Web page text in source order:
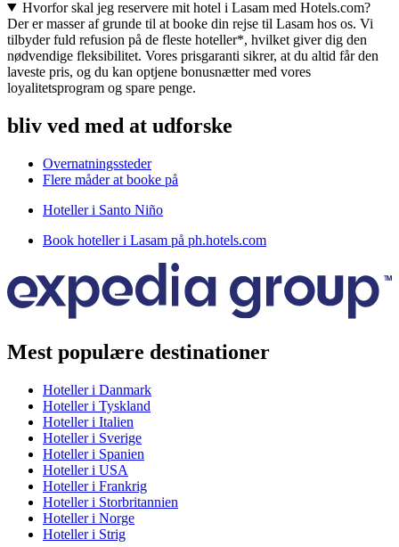
Hvorfor skal jeg reservere mit hotel i Lasam med Hotels.com?
Der er masser af grunde til at booke din rejse til Lasam hos os. Vi
tilbyder fuld refusion på de fleste hoteller*, hvilket giver dig den
nødvendige fleksibilitet. Vores prisgaranti sikrer, at du altid får den
laveste pris, og du kan optjene bonusnætter med vores
loyalitetsprogram og spare penge.
bliv ved med at udforske
Overnatningssteder
Flere måder at booke på
Hoteller i Santo Niño
Book hoteller i Lasam på ph.hotels.com
Mest populære destinationer
Hoteller i Danmark
Hoteller i Tyskland
Hoteller i Italien
Hoteller i Sverige
Hoteller i Spanien
Hoteller i USA
Hoteller i Frankrig
Hoteller i Storbritannien
Hoteller i Norge
Hoteller i Strig